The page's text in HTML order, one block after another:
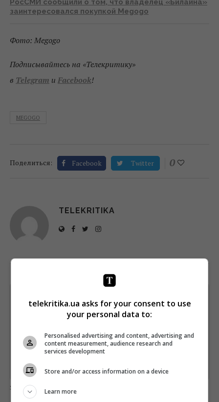
РосСМИ сообщили о том, что владелец «Билайна»
заинтересовался покупкой Megogo
Фото: Megogo
Подписывайтесь на «Телекритику»
в Telegram и Facebook!
MEGOGO
Поделиться: Facebook Twitter 0
TELEKRITIKA
Щотижневий лист з найцікавішим.
Пишемо з любов'ю
* Підписатись→
Предоставлено SendPulse
загрузка...
telekritika.ua asks for your consent to use
your personal data to:
Personalised advertising and content, advertising and
content measurement, audience research and
services development
Store and/or access information on a device
Learn more